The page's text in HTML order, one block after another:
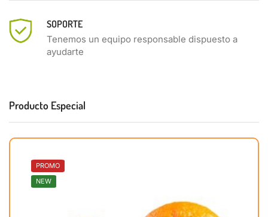
SOPORTE
Tenemos un equipo responsable dispuesto a
ayudarte
Producto Especial
PROMO
NEW